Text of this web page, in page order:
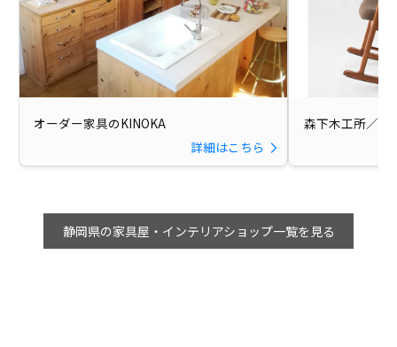
オーダー家具のKINOKA
詳細はこちら
森下木工所／家
静岡県の家具屋・インテリアショップ一覧を見る